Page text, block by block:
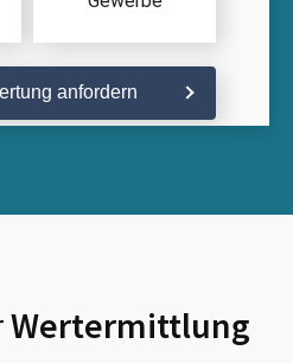
anfordern
Wertermittlung